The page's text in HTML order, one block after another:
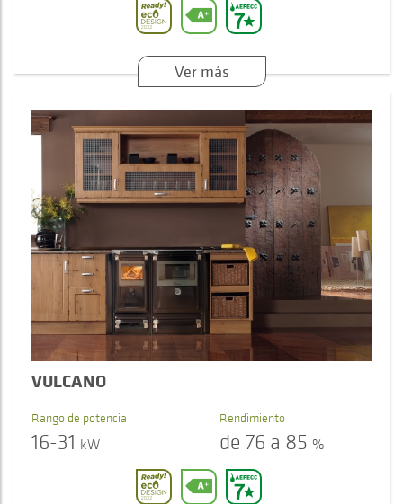
Ver más
VULCANO
Rango de potencia
16-31 kW
Rendimiento
de 76 a 85 %